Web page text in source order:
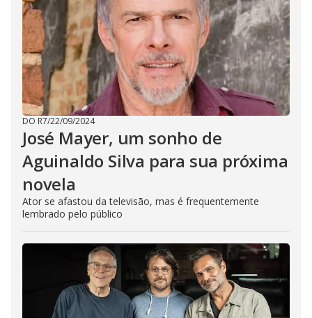
DO R7/22/09/2024
José Mayer, um sonho de
Aguinaldo Silva para sua próxima
novela
Ator se afastou da televisão, mas é frequentemente
lembrado pelo público